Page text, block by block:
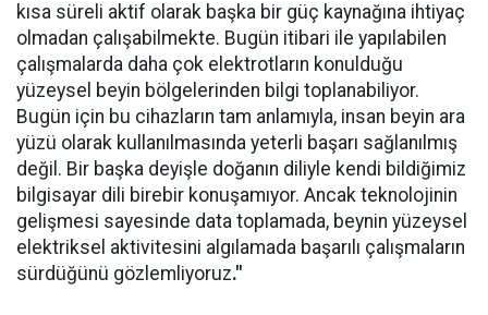
kısa süreli aktif olarak başka bir güç kaynağına ihtiyaç
olmadan çalışabilmekte. Bugün itibari ile yapılabilen
çalışmalarda daha çok elektrotların konulduğu
yüzeysel beyin bölgelerinden bilgi toplanabiliyor.
Bugün için bu cihazların tam anlamıyla, insan beyin ara
yüzü olarak kullanılmasında yeterli başarı sağlanılmış
değil. Bir başka deyişle doğanın diliyle kendi bildiğimiz
bilgisayar dili birebir konuşamıyor. Ancak teknolojinin
gelişmesi sayesinde data toplamada, beynin yüzeysel
elektriksel aktivitesini algılamada başarılı çalışmaların
sürdüğünü gözlemliyoruz."